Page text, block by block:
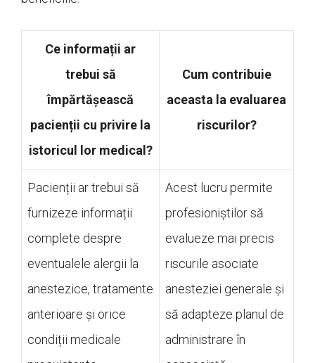
Ce informații ar
trebui să
împărtășească
pacienții cu privire la
istoricul lor medical?
Cum contribuie
aceasta la evaluarea
riscurilor?
Pacienții ar trebui să
furnizeze informații
complete despre
eventualele alergii la
anestezice, tratamente
anterioare și orice
condiții medicale
Acest lucru permite
profesioniștilor să
evalueze mai precis
riscurile asociate
anesteziei generale și
să adapteze planul de
administrare în